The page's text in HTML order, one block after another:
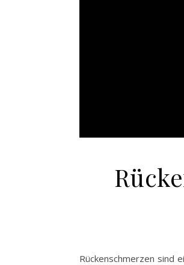
Rückenschmerzen sind